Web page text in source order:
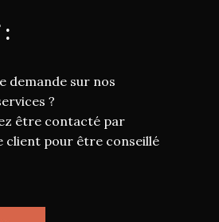
:
demande sur nos
?
être contacté par
client pour être conseillé